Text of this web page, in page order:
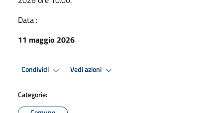
Data :
11 maggio 2026
Condividi Vedi azioni
Categorie: